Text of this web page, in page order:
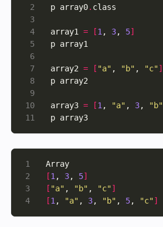
3
4
5
6
7
8
9
10
p array0.
array1 = [1 , 3, 5]
array2 = [ "a" , "b" , "c"]
array3 = [1 , "a" , 3, "b"
p array3
1
3
4
Array
[1, 3, 5]
[ "a" , "b" , "c"]
[1, "a" , 3, "b" , 5, "c"]